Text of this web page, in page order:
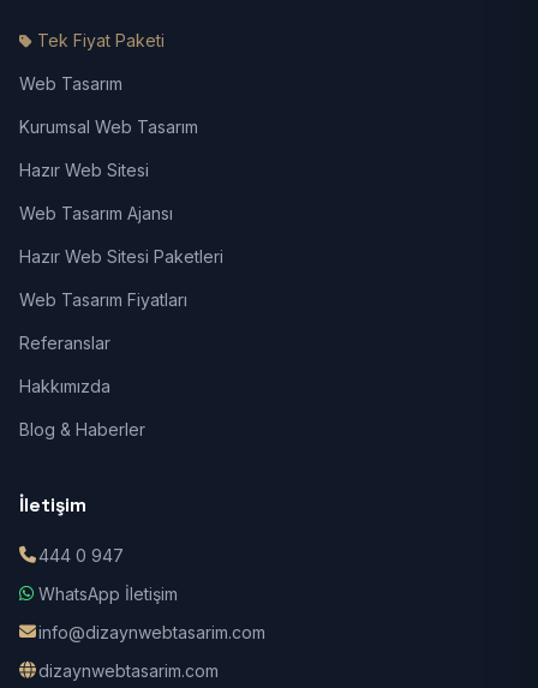
Tek Fiyat Paketi
Web Tasarım
Kurumsal Web Tasarım
Hazır Web Sitesi
Web Tasarım Ajansı
Hazır Web Sitesi Paketleri
Web Tasarım Fiyatları
Referanslar
Hakkımızda
Blog & Haberler
İletişim
444 0 947
WhatsApp İletişim
info@dizaynwebtasarim.com
dizaynwebtasarim.com